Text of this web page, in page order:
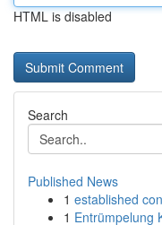
HTML is disabled
Search
Published News
1 established
1 Entrümpelung